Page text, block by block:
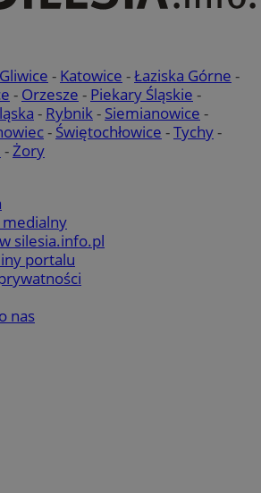
Gliwice - Katowice -Łaziska Górne -
- Orzesze - Piekary Śląskie -
- Rybnik- Siemianowice -
- Świętochłowice -Tychy-
-Żory
silesia.info.pl
portalu
nas